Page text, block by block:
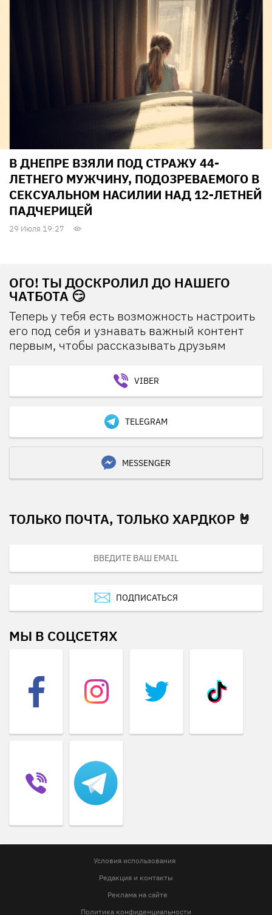
В ДНЕПРЕ ВЗЯЛИ ПОД СТРАЖУ 44-
ЛЕТНЕГО МУЖЧИНУ, ПОДОЗРЕВАЕМОГО В
СЕКСУАЛЬНОМ НАСИЛИИ НАД 12-ЛЕТНЕЙ
ПАДЧЕРИЦЕЙ
29 Июля 19:27
ОГО! ТЫ ДОСКРОЛИЛ ДО НАШЕГО
ЧАТБОТА 😏
Теперь у тебя есть возможность настроить
его под себя и узнавать важный контент
первым, чтобы рассказывать друзьям
VIBER
TELEGRAM
MESSENGER
ТОЛЬКО ПОЧТА, ТОЛЬКО ХАРДКОР 🤘
ПОДПИСАТЬСЯ
МЫ В СОЦСЕТЯХ
Условия использования
Редакция и контакты
Реклама на сайте
Политика конфиденциальности